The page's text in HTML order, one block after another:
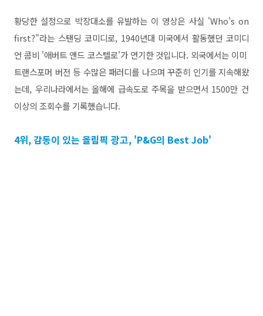
황당한 설정으로 박장대소를 유발하는 이 영상은 사실 'Who's on
first?"라는 스탠딩 코미디로, 1940년대 미국에서 활동했던 코미디
언 콤비 '애버트 앤드 코스텔로'가 연기한 것입니다. 외국에서는 이미
트랜스포머 버전 등 수많은 패러디를 나으며 꾸준히 인기를 지속해왔
는데, 우리나라에서는 올해에 급속도로 주목을 받으면서 1500만 건
이상의 조회수를 기록했습니다.
4위, 감동이 있는 올림픽 광고, 'P&G의 Best Job'